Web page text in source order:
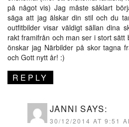
på något vis) Jag måste såklart
säga att jag älskar din stil och du
outfitbilder visar väldigt sällan dina
rakt framifrån och man ser i stort
önskar jag Närbilder på skor tagna
och Gott nytt år! :)
REPLY
JANNI SAYS:
30/12/2014 AT 9:51